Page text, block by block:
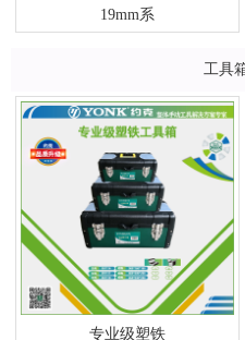
19mm系
工具
专业级塑铁